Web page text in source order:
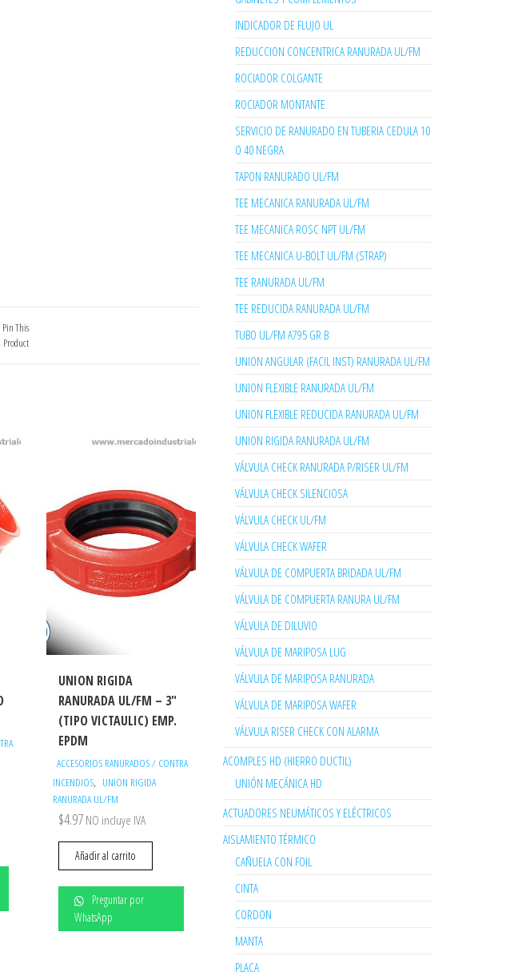
Pin This
Product
UNION RIGIDA
RANURADA UL/FM – 3″
(TIPO VICTAULIC) EMP.
EPDM
ACCESORIOS RANURADOS / CONTRA
INCENDIOS, UNION RIGIDA
RANURADA UL/FM
$4.97 NO incluye IVA
Añadir al carrito
Preguntar por
WhatsApp
INDICADOR DE FLUJO UL
REDUCCION CONCENTRICA RANURADA UL/FM
ROCIADOR COLGANTE
ROCIADOR MONTANTE
SERVICIO DE RANURADO EN TUBERIA CEDULA 10
O 40 NEGRA
TAPON RANURADO UL/FM
TEE MECANICA RANURADA UL/FM
TEE MECANICA ROSC NPT UL/FM
TEE MECANICA U-BOLT UL/FM (STRAP)
TEE RANURADA UL/FM
TEE REDUCIDA RANURADA UL/FM
TUBO UL/FM A795 GR B
UNION ANGULAR (FACIL INST) RANURADA UL/FM
UNION FLEXIBLE RANURADA UL/FM
UNION FLEXIBLE REDUCIDA RANURADA UL/FM
UNION RIGIDA RANURADA UL/FM
VÁLVULA CHECK RANURADA P/RISER UL/FM
VÁLVULA CHECK SILENCIOSA
VÁLVULA CHECK UL/FM
VÁLVULA CHECK WAFER
VÁLVULA DE COMPUERTA BRIDADA UL/FM
VÁLVULA DE COMPUERTA RANURA UL/FM
VÁLVULA DE DILUVIO
VÁLVULA DE MARIPOSA LUG
VÁLVULA DE MARIPOSA RANURADA
VÁLVULA DE MARIPOSA WAFER
VÁLVULA RISER CHECK CON ALARMA
ACOMPLES HD (HIERRO DUCTIL)
UNIÓN MECÁNICA HD
ACTUADORES NEUMÁTICOS Y ELÉCTRICOS
AISLAMIENTO TÉRMICO
CAÑUELA CON FOIL
CINTA
CORDON
MANTA
PLACA